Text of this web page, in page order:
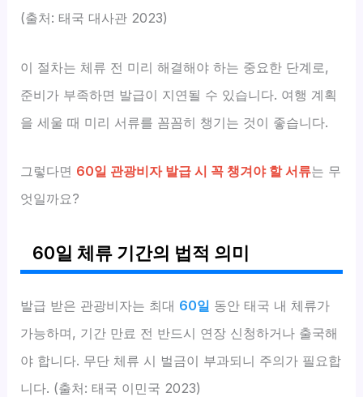
(출처: 태국 대사관 2023)
이 절차는 체류 전 미리 해결해야 하는 중요한 단계로,
준비가 부족하면 발급이 지연될 수 있습니다. 여행 계획
을 세울 때 미리 서류를 꼼꼼히 챙기는 것이 좋습니다.
그렇다면 60일 관광비자 발급 시 꼭 챙겨야 할 서류는 무
엇일까요?
60일 체류 기간의 법적 의미
발급 받은 관광비자는 최대 60일 동안 태국 내 체류가
가능하며, 기간 만료 전 반드시 연장 신청하거나 출국해
야 합니다. 무단 체류 시 벌금이 부과되니 주의가 필요합
니다. (출처: 태국 이민국 2023)